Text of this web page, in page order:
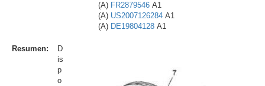
(A) FR2879546 A1
(A) US2007126284 A1
(A) DE19804128 A1
Resumen:
D
is
p
o